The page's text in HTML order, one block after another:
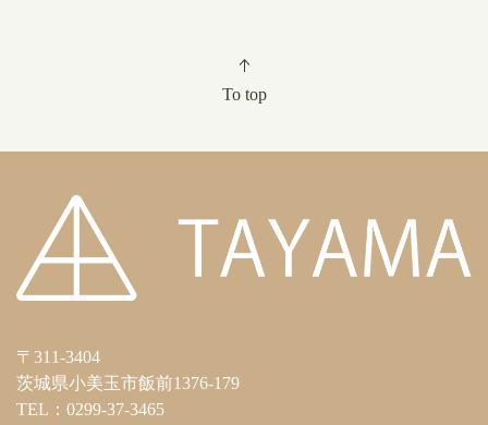
To top
〒311-3404
茨城県小美玉市飯前1376-179
TEL：0299-37-3465